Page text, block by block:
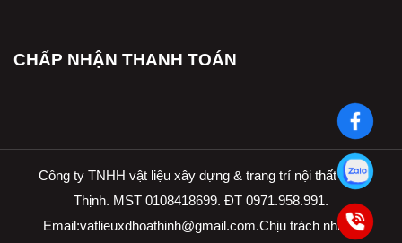
CHẤP NHẬN THANH TOÁN
Công ty TNHH vật liệu xây dựng & trang trí nội thất Hòa
Thịnh. MST 0108418699. ĐT 0971.958.991.
Email:vatlieuxdhoathinh@gmail.com.Chịu trách nhiệm